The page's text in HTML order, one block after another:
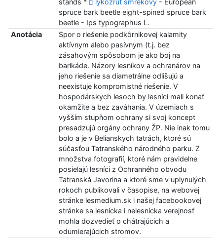
stands *
lykožrút smrekový- European
spruce bark beetle eight-spined spruce bark
beetle - Ips typographus L.
Anotácia
Spor o riešenie podkôrnikovej kalamity
aktívnym alebo pasívnym (t.j. bez
zásahovým spôsobom je ako boj na
barikáde. Názory lesníkov a ochranárov na
jeho riešenie sa diametrálne odlišujú a
neexistuje kompromistné riešenie. V
hospodárskych lesoch by lesníci mali konať
okamžite a bez zaváhania. V územiach s
vyšším stupňom ochrany si svoj koncept
presadzujú orgány ochrany ŽP. Nie inak tomu
bolo a je v Belianskych tatrách, ktoré sú
súčasťou Tatranského národného parku. Z
množstva fotografií, ktoré nám pravidelne
posielajú lesníci z Ochranného obvodu
Tatranská Javorina a ktoré sme v uplynulých
rokoch publikovali v časopise, na webovej
stránke lesmedium.sk i našej facebookovej
stránke sa lesnícka i nelesnícka verejnosť
mohla dozvedieť o chátrajúcich a
odumierajúcich stromov.